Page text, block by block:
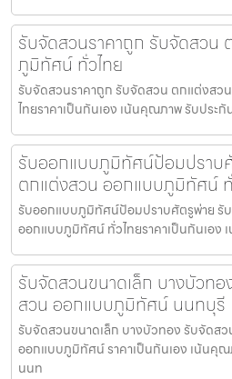
รับจัดสวนราคาถูก รับจัดสวน
ภูมิทัศน์ ทั่วไทย
รับจัดสวนราคาถูก รับจัดสวน ตกแต่งส
ไทยราคาเป็นกันเอง เน้นคุณภาพ รับประ
รับออกแบบภูมิทัศน์ป้อมปราบ
ตกแต่งสวน ออกแบบภูมิทัศน์
รับออกแบบภูมิทัศน์ป้อมปราบศัตรูพ่าย รั
ออกแบบภูมิทัศน์ ทั่วไทยราคาเป็นกันเอง
รับจัดสวนขนาดเล็ก บางบัวท
สวน ออกแบบภูมิทัศน์ นนทบุรี
รับจัดสวนขนาดเล็ก บางบัวทอง รับจัดส
ออกแบบภูมิทัศน์ ราคาเป็นกันเอง เน้นคุ
นนท